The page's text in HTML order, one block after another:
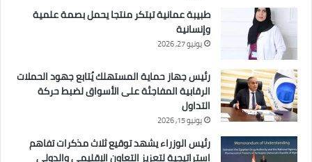
طبيبة عمانية تبتكر منتجا يحمل بصمة علمية
وإنسانية
يونيو 27, 2026
رئيس جهاز حماية المستهلك يُتابع جهود الحملات
الرقابية المفاجئة على الأسواق لضبط حركة
التداول
يونيو 15, 2026
رئيس الوزراء يشهد توقيع ثلاث مذكرات تفاهم
استراتيجية لتعزيز التعاون الإقليمي والدولي